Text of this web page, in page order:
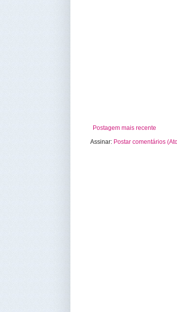
Postagem mais recente
Assinar: Postar comentários